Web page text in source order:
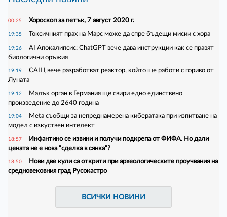
00:25 Хороскоп за петък, 7 август 2020 г.
19:35 Токсичният прах на Марс може да спре бъдещи мисии с хора
19:26
AI Апокалипсис: ChatGPT вече дава инструкции как се правят
биологични оръжия
19:19
САЩ вече разработват реактор, който ще работи с гориво от
Луната
19:12
Малък орган в Германия ще свири едно единствено
произведение до 2640 година
19:04
Meta съобщи за непреднамерена кибератака при изпитване на
модел с изкуствен интелект
18:57
Инфантино се извини и получи подкрепа от ФИФА. Но дали
цената не е нова "сделка в сянка"?
18:50
Нови две кули са открити при археологическите проучвания на
средновековния град Русокастро
ВСИЧКИ НОВИНИ